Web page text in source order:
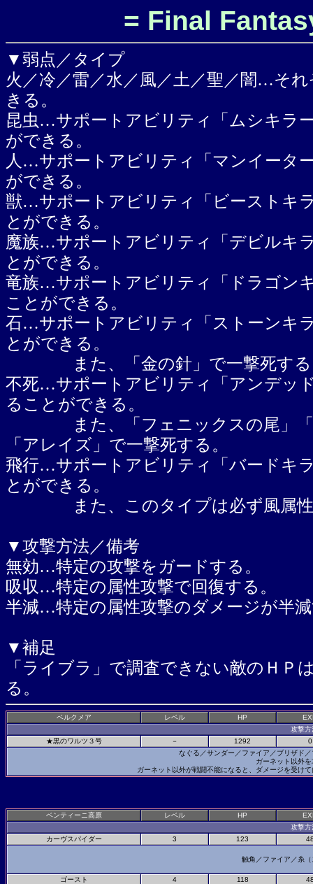
= Final
▼弱点／タイプ
火／冷／雷／水／風／土／聖／闇…そ
きる。
昆虫…サポートアビリティ「ムシキラ
ができる。
人…サポートアビリティ「マンイータ
ができる。
獣…サポートアビリティ「ビーストキ
とができる。
魔族…サポートアビリティ「デビルキ
とができる。
竜族…サポートアビリティ「ドラゴン
ことができる。
石…サポートアビリティ「ストーンキ
とができる。
また、「金の針」で一撃死する
不死…サポートアビリティ「アンデッ
ることができる。
また、「フェニックスの尾」「フ
「アレイズ」で一撃死する。
飛行…サポートアビリティ「バードキ
とができる。
また、このタイプは必ず風属性に
▼攻撃方法／備考
無効…特定の攻撃をガードする。
吸収…特定の属性攻撃で回復する。
半減…特定の属性攻撃のダメージが半
▼補足
「ライブラ」で調査できない敵のＨＰ
る。
ベルクメア レベル HP
攻撃
★黒のワルツ３号
－ 1292
0
なぐる／サンダー／ファイア／ブリザド
ガーネット以外
ガーネット以外が戦闘不能になると、ダメージを受け
ベンティーニ高原 レベル HP
攻撃
カーヴスパイダー
3 123
触角／ファイア／糸
ゴースト 4 118